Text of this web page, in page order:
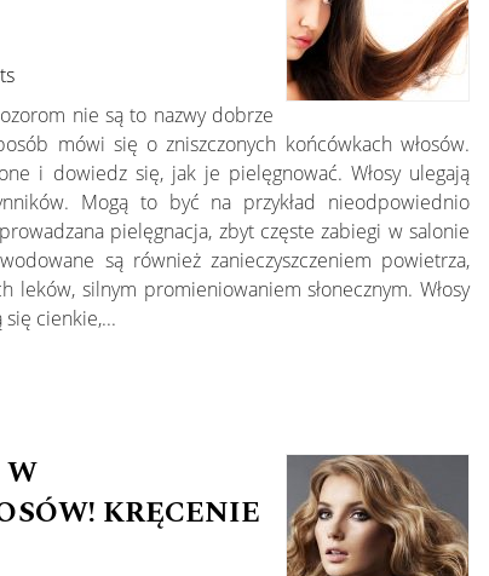
nie są to nazwy dobrze
mówi się o zniszczonych końcówkach włosów.
i dowiedz się, jak je pielęgnować. Włosy ulegają
Mogą to być na przykład nieodpowiednio
pielęgnacja, zbyt częste zabiegi w salonie
są również zanieczyszczeniem powietrza,
silnym promieniowaniem słonecznym. Włosy
cienkie,...
W
KRĘCENIE